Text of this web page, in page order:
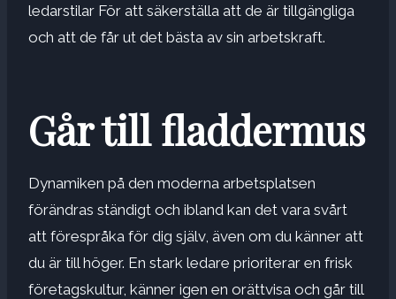
ledarstilar För att säkerställa att de är tillgängliga
och att de får ut det bästa av sin arbetskraft.
Går till fladdermus
Dynamiken på den moderna arbetsplatsen
förändras ständigt och ibland kan det vara svårt
att förespråka för dig själv, även om du känner att
du är till höger. En stark ledare prioriterar en frisk
företagskultur, känner igen en orättvisa och går till